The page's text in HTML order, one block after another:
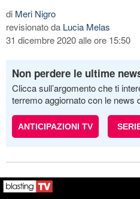
di Meri Nigro
revisionato da Lucia Melas
31 dicembre 2020 alle ore 15:50
Non perdere le ultime
Clicca sull’argomento che ti
terremo aggiornato con le news
ANTICIPAZIONI TV